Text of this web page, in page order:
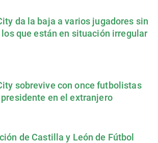
da la baja a varios jugadores sin
que están en situación irregular
sobrevive con once futbolistas
presidente en el extranjero
de Castilla y León de Fútbol